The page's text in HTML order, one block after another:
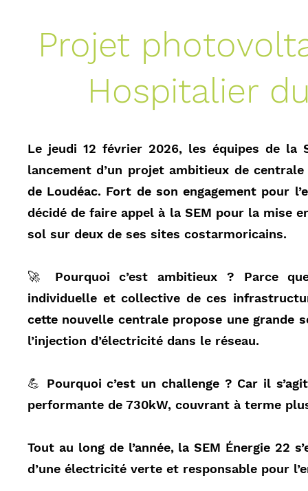
Projet
Hospitalier
Le jeudi 12 février 2026, les équipes de la
lancement d’un projet ambitieux de
de Loudéac. Fort de son engagement pour
décidé de faire appel à la SEM pour la mise
sol sur deux de ses sites costarmoricains.
🚀 Pourquoi c’est ambitieux ? Parce
individuelle et collective de ces
cette nouvelle centrale propose une grande
l’injection d’électricité dans le réseau.
💪 Pourquoi c’est un challenge ? Car il
performante de 730kW, couvrant à terme
Tout au long de l’année, la SEM Énergie 22
d’une électricité verte et responsable pour